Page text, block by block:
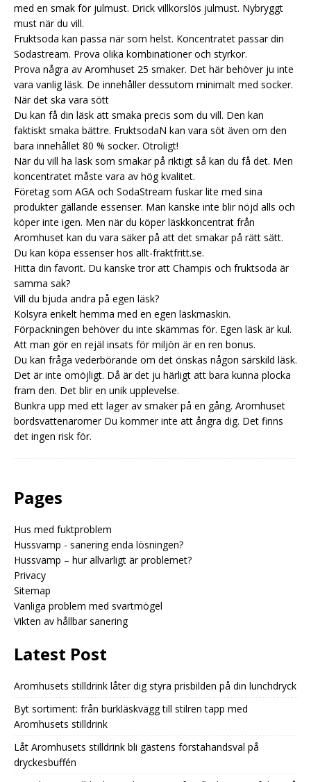
med en smak för julmust. Drick villkorslös julmust. Nybryggt
must när du vill.
Fruktsoda kan passa när som helst. Koncentratet passar din
Sodastream. Prova olika kombinationer och styrkor.
Prova några av Aromhuset 25 smaker. Det här behöver ju inte
vara vanlig läsk. De innehåller dessutom minimalt med socker.
När det ska vara sött
Du kan få din läsk att smaka precis som du vill. Den kan
faktiskt smaka bättre. FruktsodaN kan vara söt även om den
bara innehållet 80 % socker. Otroligt!
När du vill ha läsk som smakar på riktigt så kan du få det. Men
koncentratet måste vara av hög kvalitet.
Företag som AGA och SodaStream fuskar lite med sina
produkter gällande essenser. Man kanske inte blir nöjd alls och
köper inte igen. Men när du köper läskkoncentrat från
Aromhuset kan du vara säker på att det smakar på rätt sätt.
Du kan köpa essenser hos allt-fraktfritt.se.
Hitta din favorit. Du kanske tror att Champis och fruktsoda är
samma sak?
Vill du bjuda andra på egen läsk?
Kolsyra enkelt hemma med en egen läskmaskin.
Förpackningen behöver du inte skämmas för. Egen läsk är kul.
Att man gör en rejäl insats för miljön är en ren bonus.
Du kan fråga vederbörande om det önskas någon särskild läsk.
Det är inte omöjligt. Då är det ju härligt att bara kunna plocka
fram den. Det blir en unik upplevelse.
Bunkra upp med ett lager av smaker på en gång. Aromhuset
bordsvattenaromerDu kommer inte att ångra dig. Det finns
det ingen risk för.
Pages
Hus med fuktproblem
Hussvamp - sanering enda lösningen?
Hussvamp – hur allvarligt är problemet?
Privacy
Sitemap
Vanliga problem med svartmögel
Vikten av hållbar sanering
Latest Post
Aromhusets stilldrink låter dig styra prisbilden på din lunchdryck
Byt sortiment: från burkläskvägg till stilren tapp med
Aromhusets stilldrink
Låt Aromhusets stilldrink bli gästens förstahandsval på
dryckesbuffén